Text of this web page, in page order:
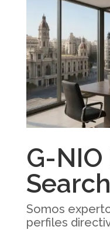
G-
Search
Somos
perfiles